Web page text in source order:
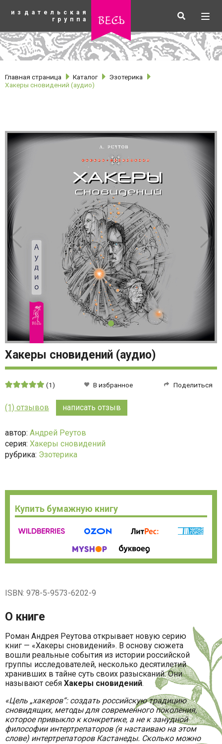
основному
издательская
группа
весь Искать
рубрики
Главная страница Каталог
Эзотерика
Хакеры сновидений (аудио)
Хакеры сновидений (аудио)
Средняя
из
(1) В избранное Поделиться
(1) отзывов написать отзыв
автор: Андрей Реутов
серия: Хакеры сновидений
рубрика: Эзотерика
Купить бумажную книгу
ISBN: 978-5-9573-6202-9
О книге
Роман Андрея Реутова открывает новую серию
книг — «Хакеры сновидений». В основу сюжета
вошли реальные события из истории российской
группы исследователей, несколько десятилетий
хранивших в тайне суть своих разысканий. Они
называют себя Хакеры сновидений.
«Цель „хакеров“: создать российскую традицию
сновидящих, методы для современного поколения,
которое привыкло к конкретике, а не к занудной
философии интертрепаторов (я настаиваю на этом
слове) интертрепаторов Кастанеды. Сколько можно